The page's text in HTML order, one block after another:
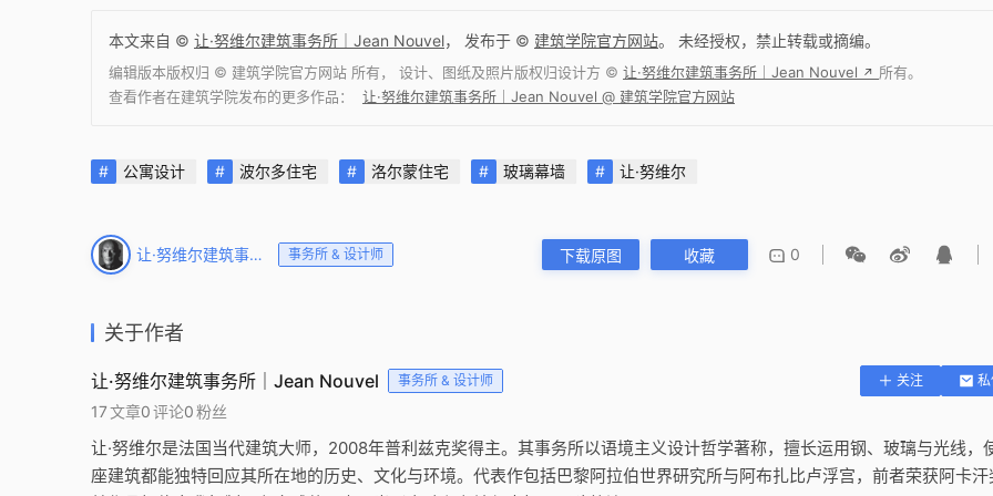
本文来自 © 让·努维尔建筑事务所｜Jean Nouvel， 发布于 © 建筑学院官方网站。 未经授权，禁止转载或摘编。
编辑版本版权归 © 建筑学院官方网站 所有， 设计、图纸及照片版权归设计方 © 让·努维尔建筑事务所｜Jean Nouvel ↗ 所有。
查看作者在建筑学院发布的更多作品： 让·努维尔建筑事务所｜Jean Nouvel @ 建筑学院官方网站
公寓设计 波尔多住宅 洛尔蒙住宅 玻璃幕墙 让·努维尔
让·努维尔建筑事务所｜Jean Nouvel 事务所 & 设计师 下载原图 收藏 0
关于作者
让·努维尔建筑事务所｜Jean Nouvel 事务所 & 设计师 关注
17文章0评论0粉丝
让·努维尔是法国当代建筑大师，2008年普利兹克奖得主。其事务所以语境主义设计哲学著称，擅长运用钢、玻璃与光线，
座建筑都能独特回应其所在地的历史、文化与环境。代表作包括巴黎阿拉伯世界研究所与阿布扎比卢浮宫，前者荣获阿卡汗